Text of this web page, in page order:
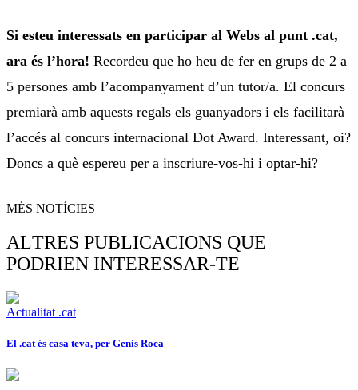
Si esteu interessats en participar al Webs al punt .cat,
ara és l’hora! Recordeu que ho heu de fer en grups de 2 a
5 persones amb l’acompanyament d’un tutor/a. El concurs
premiarà amb aquests regals els guanyadors i els facilitarà
l’accés al concurs internacional Dot Award. Interessant, oi?
Doncs a què espereu per a inscriure-vos-hi i optar-hi?
MÉS NOTÍCIES
ALTRES PUBLICACIONS QUE
PODRIEN INTERESSAR-TE
Actualitat .cat
El .cat és casa teva, per Genís Roca